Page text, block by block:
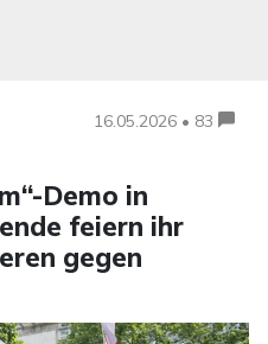
16.05.2026 • 83
Demo in
feiern ihr
gegen